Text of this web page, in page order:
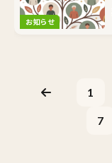
お知らせ
1
7